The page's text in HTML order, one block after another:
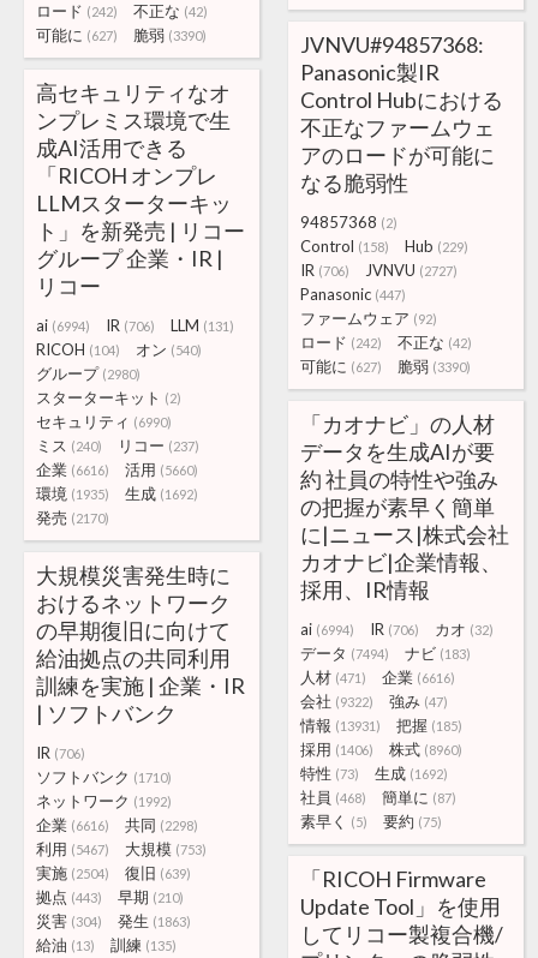
ロード (242) 不正な (42)
可能に (627) 脆弱 (3390)
JVNVU#94857368:
Panasonic製IR
Control Hubにおける
不正なファームウェ
アのロードが可能に
なる脆弱性
94857368 (2)
Control (158) Hub (229)
IR (706) JVNVU (2727)
Panasonic (447)
ファームウェア (92)
ロード (242) 不正な (42)
可能に (627) 脆弱 (3390)
高セキュリティなオ
ンプレミス環境で生
成AI活用できる
「RICOH オンプレ
LLMスターターキッ
ト」を新発売 | リコー
グループ 企業・IR |
リコー
ai (6994) IR (706) LLM (131)
RICOH (104) オン (540)
グループ (2980)
スターターキット (2)
セキュリティ (6990)
ミス (240) リコー (237)
企業 (6616) 活用 (5660)
環境 (1935) 生成 (1692)
発売 (2170)
「カオナビ」の人材
データを生成AIが要
約 社員の特性や強み
の把握が素早く簡単
に|ニュース|株式会社
カオナビ|企業情報、
採用、IR情報
ai (6994) IR (706) カオ (32)
データ (7494) ナビ (183)
人材 (471) 企業 (6616)
会社 (9322) 強み (47)
情報 (13931) 把握 (185)
採用 (1406) 株式 (8960)
特性 (73) 生成 (1692)
社員 (468) 簡単に (87)
素早く (5) 要約 (75)
大規模災害発生時に
おけるネットワーク
の早期復旧に向けて
給油拠点の共同利用
訓練を実施 | 企業・IR
| ソフトバンク
IR (706)
ソフトバンク (1710)
ネットワーク (1992)
企業 (6616) 共同 (2298)
利用 (5467) 大規模 (753)
実施 (2504) 復旧 (639)
拠点 (443) 早期 (210)
災害 (304) 発生 (1863)
給油 (13) 訓練 (135)
「RICOH Firmware
Update Tool」を使用
してリコー製複合機/